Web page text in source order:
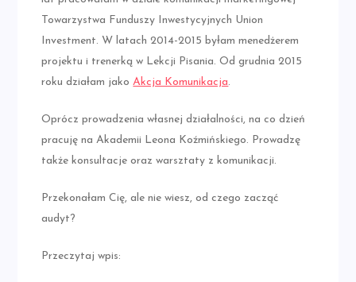
Towarzystwa Funduszy Inwestycyjnych Union
Investment. W latach 2014-2015 byłam menedżerem
projektu i trenerką w Lekcji Pisania. Od grudnia 2015
roku działam jakoAkcja Komunikacja.
Oprócz prowadzenia własnej działalności, na co dzień
pracuję na Akademii Leona Koźmińskiego. Prowadzę
także konsultacje oraz warsztaty z komunikacji.
Przekonałam Cię, ale nie wiesz, od czego zacząć
audyt?
Przeczytaj wpis: